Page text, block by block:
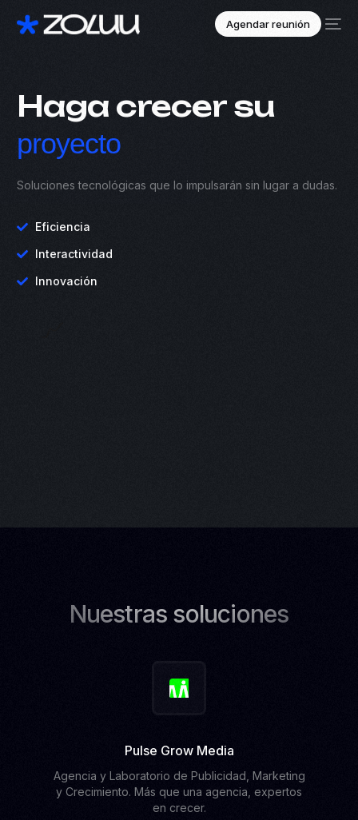
Agendar reunión
Haga crecer su
proyecto
Soluciones tecnológicas que lo impulsarán sin lugar a dudas.
Eficiencia
Interactividad
Innovación
Nuestras soluciones
Pulse Grow Media
Agencia y Laboratorio de Publicidad, Marketing
y Crecimiento. Más que una agencia, expertos
en crecer.